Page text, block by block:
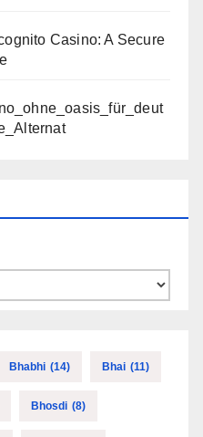
Casino: A Secure
Bhabhi (14) Bhai (11)
Bhosdi (8)